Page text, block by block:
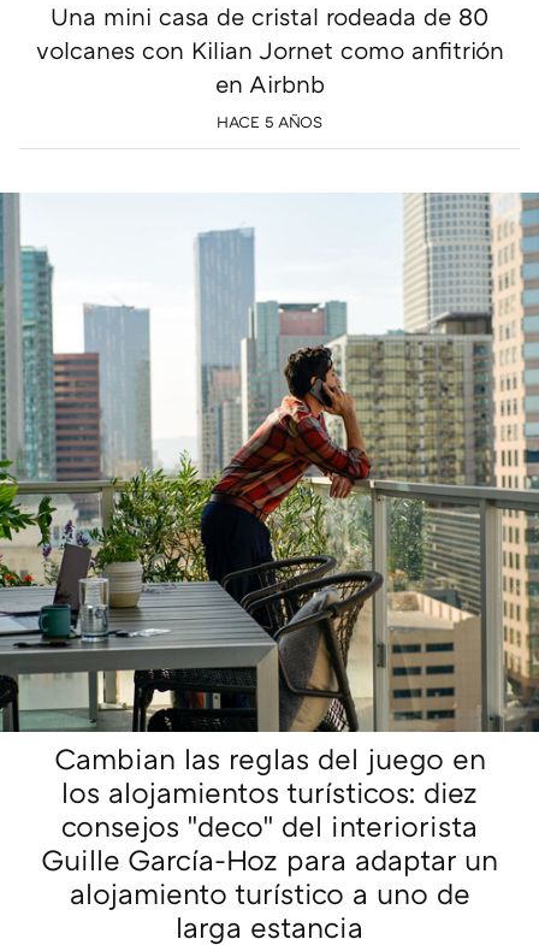
Una mini casa de cristal rodeada de 80
volcanes con Kilian Jornet como anfitrión
en Airbnb
HACE 5 AÑOS
Cambian las reglas del juego en
los alojamientos turísticos: diez
consejos "deco" del interiorista
Guille García-Hoz para adaptar un
alojamiento turístico a uno de
larga estancia